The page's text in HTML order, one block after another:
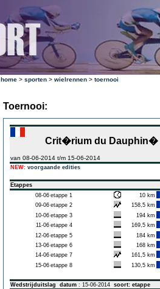
home > sporten > wielrennen > toernooi
Toernooi:
Crit�rium du Dauphin�
van 08-06-2014 t/m 15-06-2014
NEW: voorgaande edities
Etappes
08-06 etappe 1
10 km
09-06 etappe 2
158,5 km
10-06 etappe 3
194 km
11-06 etappe 4
169,5 km
12-06 etappe 5
184 km
13-06 etappe 6
168 km
14-06 etappe 7
161,5 km
15-06 etappe 8 130,5 km
Wedstrijduitslag datum : 15-06-2014 soort: etappe